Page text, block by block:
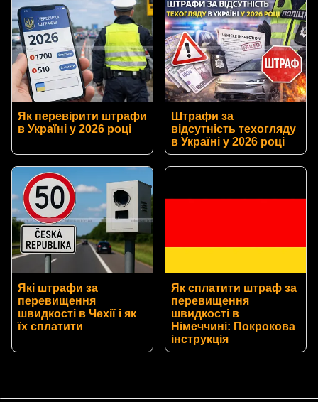
Як перевірити штрафи
в Україні у 2026 році
Штрафи за
відсутність техогляду
в Україні у 2026 році
Які штрафи за
перевищення
швидкості в Чехії і як
їх сплатити
Як сплатити штраф за
перевищення
швидкості в
Німеччині: Покрокова
інструкція